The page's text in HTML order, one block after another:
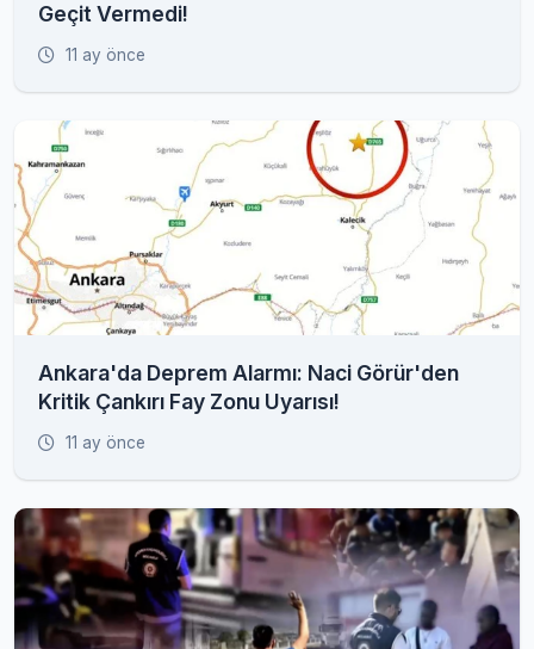
Geçit Vermedi!
11 ay önce
Ankara'da Deprem Alarmı: Naci Görür'den
Kritik Çankırı Fay Zonu Uyarısı!
11 ay önce